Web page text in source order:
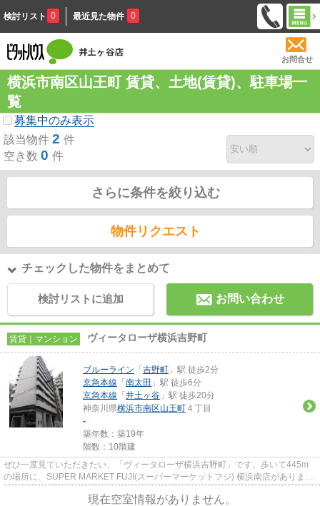
検討リスト 0 最近見た物件 0
お問合せ
横浜市南区山王町 賃貸、土地(賃貸)、駐車場一
覧
募集中のみ表示
該当物件 2 件
空き数 0 件
さらに条件を絞り込む
物件リクエスト
チェックした物件をまとめて
検討リストに追加 お問い合わせ
賃貸｜マンション ヴィータローザ横浜吉野町
ブルーライン 「 吉野町 」駅 徒歩2分
京急本線 「 南太田 」駅 徒歩6分
京急本線 「 井土ヶ谷 」駅 徒歩20分
神奈川県横浜市南区山王町 ４丁目
-
築年数：築19年
階数：10階建
ぜひ一度見ていただきたい、「ヴィータローザ横浜吉野町」です。歩いて445m
の場所に、SUPER MARKET FUJI(スーパーマーケットフジ) 横浜南店がありま
現在空室情報がありません。